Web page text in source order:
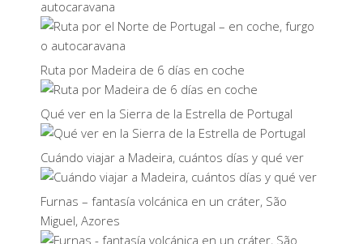
autocaravana
Ruta por Madeira de 6 días en coche
Qué ver en la Sierra de la Estrella de Portugal
Cuándo viajar a Madeira, cuántos días y qué ver
Furnas – fantasía volcánica en un cráter, São
Miguel, Azores